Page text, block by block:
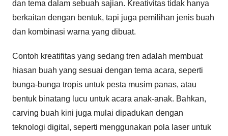
dan tema dalam sebuah sajian. Kreativitas tidak hanya
berkaitan dengan bentuk, tapi juga pemilihan jenis buah
dan kombinasi warna yang dibuat.
Contoh kreatifitas yang sedang tren adalah membuat
hiasan buah yang sesuai dengan tema acara, seperti
bunga-bunga tropis untuk pesta musim panas, atau
bentuk binatang lucu untuk acara anak-anak. Bahkan,
carving buah kini juga mulai dipadukan dengan
teknologi digital, seperti menggunakan pola laser untuk